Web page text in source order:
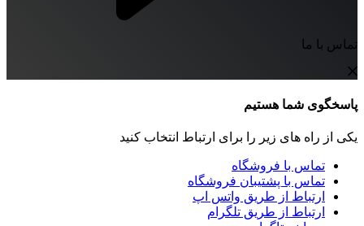
تماس با ما
پاسخگوی شما هستیم
یکی از راه های زیر را برای ارتباط انتخاب کنید
تماس با فروشگاه
تماس با پشتیبان فروشگاه
ارتباط از طریق واتس اپ
ارتباط از طریق تلگرام